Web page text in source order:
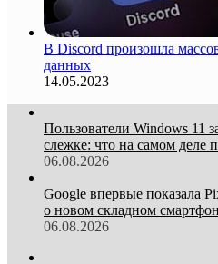
В Discord произошла
данных
14.05.2023
Пользователи Windows 11
слежке: что на самом деле
06.08.2026
Google впервые показала
о новом складном
06.08.2026